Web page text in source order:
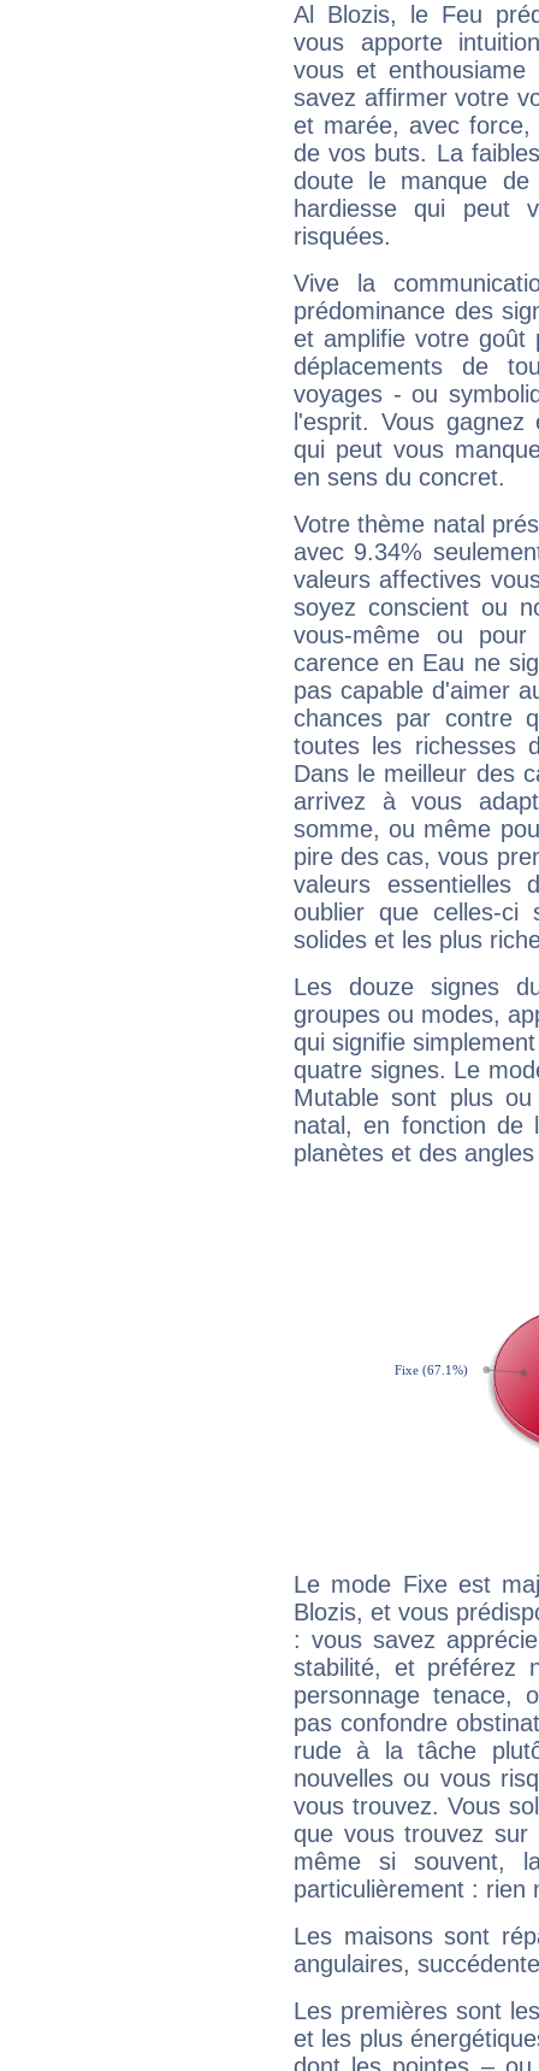
Al Blozis, le Feu
vous apporte
vous et
savez affirmer votre
et marée, avec
de vos buts. La
doute le manque
hardiesse qui peut
risquées.
Vive la
prédominance des
et amplifie votre goût
déplacements de
voyages - ou
l'esprit. Vous
qui peut vous
en sens du concret.
Votre thème natal
avec 9.34%
valeurs affectives
soyez conscient ou
vous-même ou
carence en Eau ne
pas capable d'aimer
chances par contre
toutes les richesses
Dans le meilleur des
arrivez à vous
somme, ou même
pire des cas, vous
valeurs
oublier que celles-
solides et les plus
Les douze signes
groupes ou modes,
qui signifie
quatre signes. Le
Mutable sont plus
natal, en fonction de
planètes et des
Le mode Fixe est
Blozis, et vous
: vous savez
stabilité, et préférez
personnage tenace,
pas confondre
rude à la tâche
nouvelles ou vous
vous trouvez. Vous
que vous trouvez
même si souvent,
particulièrement : rien
Les maisons sont
angulaires,
Les premières sont
et les plus